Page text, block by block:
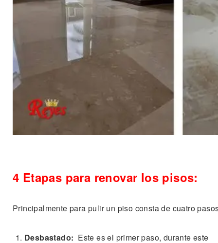
4 Etapas para renovar los pisos:
Principalmente para pulir un piso consta de cuatro
Desbastado: Este es el primer paso, durante este